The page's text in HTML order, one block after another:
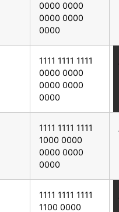
0000 0000
0000 0000
0000
1111 1111 1111
0000 0000
0000 0000
0000
1111 1111 1111
1000 0000
0000 0000
0000
1111 1111 1111
1100 0000